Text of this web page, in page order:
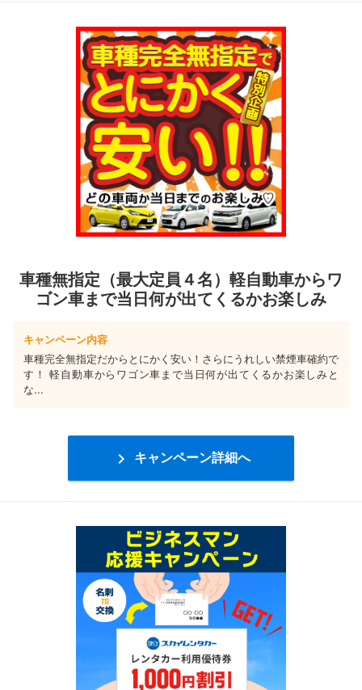
車種無指定（最大定員４名）軽自動車からワ
ゴン車まで当日何が出てくるかお楽しみ
キャンペーン内容
車種完全無指定だからとにかく安い！さらにうれしい禁煙車確約で
す！ 軽自動車からワゴン車まで当日何が出てくるかお楽しみと
な...
 キャンペーン詳細へ